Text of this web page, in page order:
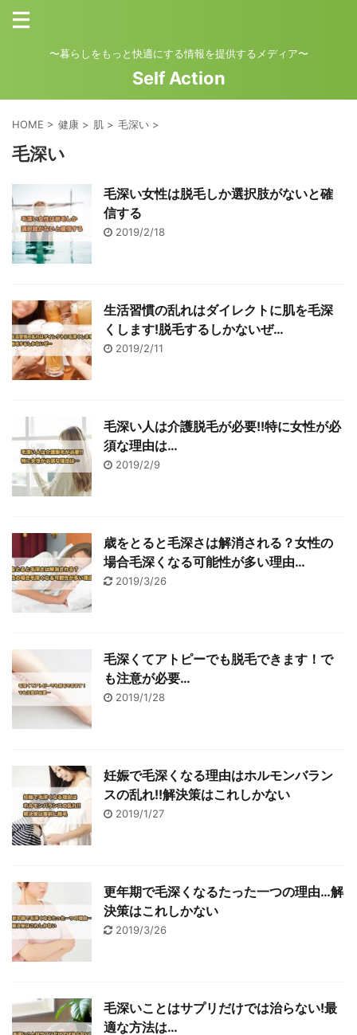
〜暮らしをもっと快適にする情報を提供するメディア〜
Self Action
HOME > 健康 > 肌 > 毛深い >
毛深い
毛深い女性は脱毛しか選択肢がないと確
信する
2019/2/18
生活習慣の乱れはダイレクトに肌を毛深
くします!脱毛するしかないぜ…
2019/2/11
毛深い人は介護脱毛が必要!!特に女性が必
須な理由は…
2019/2/9
歳をとると毛深さは解消される？女性の
場合毛深くなる可能性が多い理由…
2019/3/26
毛深くてアトピーでも脱毛できます！で
も注意が必要…
2019/1/28
妊娠で毛深くなる理由はホルモンバラン
スの乱れ!!解決策はこれしかない
2019/1/27
更年期で毛深くなるたった一つの理由…解
決策はこれしかない
2019/3/26
毛深いことはサプリだけでは治らない!最
適な方法は…